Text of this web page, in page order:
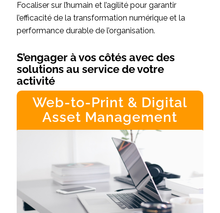
Focaliser sur l’humain et l’agilité pour garantir
l’efficacité de la transformation numérique et la
performance durable de l’organisation.
S’engager à vos côtés avec des
solutions au service de votre
activité
Web-to-Print & Digital
Asset Management